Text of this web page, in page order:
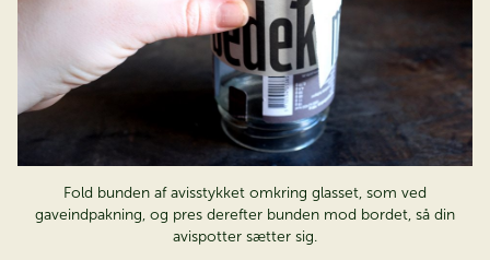
Fold bunden af avisstykket omkring glasset, som ved
gaveindpakning, og pres derefter bunden mod bordet, så din
avispotter sætter sig.